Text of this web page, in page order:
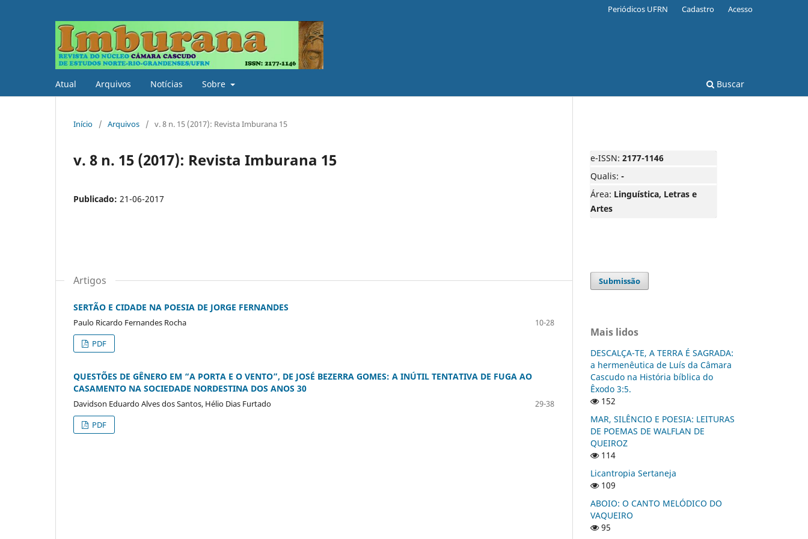
Atual Arquivos Notícias Sobre Buscar
Periódicos UFRN Cadastro Acesso
Início / Arquivos / v. 8 n. 15 (2017): Revista Imburana 15
v. 8 n. 15 (2017): Revista Imburana 15
Publicado: 21-06-2017
Artigos
SERTÃO E CIDADE NA POESIA DE JORGE FERNANDES
Paulo Ricardo Fernandes Rocha
10-28
PDF
QUESTÕES DE GÊNERO EM “A PORTA E O VENTO”, DE JOSÉ BEZERRA GOMES: A INÚTIL TENTATIVA DE FUGA AO
CASAMENTO NA SOCIEDADE NORDESTINA DOS ANOS 30
Davidson Eduardo Alves dos Santos, Hélio Dias Furtado
29-38
PDF
e-ISSN: 2177-1146
Qualis: -
Área: Linguística, Letras e
Artes
Submissão
Mais lidos
DESCALÇA-TE, A TERRA É SAGRADA:
a hermenêutica de Luís da Câmara
Cascudo na História bíblica do
Êxodo 3:5.
152
MAR, SILÊNCIO E POESIA: LEITURAS
DE POEMAS DE WALFLAN DE
QUEIROZ
114
Licantropia Sertaneja
109
ABOIO: O CANTO MELÓDICO DO
VAQUEIRO
95